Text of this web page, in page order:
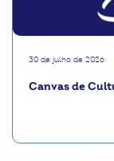
30 de julho de 2026
Canvas de